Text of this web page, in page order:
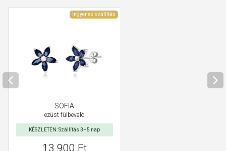
Ingyenes szállítás
SOFIA
ezüst fülbevaló
KÉSZLETEN: Szállítás 3–5 nap
13 900 Ft